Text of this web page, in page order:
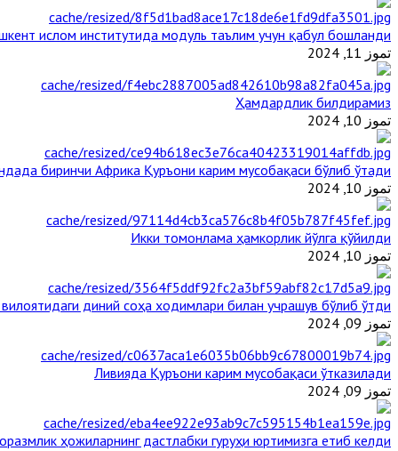
ислом институтида модуль таълим учун қабул бошланди
تموز 11, 2024
Ҳамдардлик билдирамиз
تموز 10, 2024
биринчи Aфрика Қуръони карим мусобақаси бўлиб ўтади
تموز 10, 2024
Икки томонлама ҳамкорлик йўлга қўйилди
تموز 10, 2024
диний соҳа ходимлари билан учрашув бўлиб ўтди
تموز 09, 2024
Ливияда Қуръони карим мусобақаси ўтказилади
تموز 09, 2024
ҳожиларнинг дастлабки гуруҳи юртимизга етиб келди